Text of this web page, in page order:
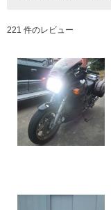
221 件のレビュー